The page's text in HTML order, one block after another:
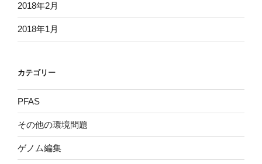
2018年2月
2018年1月
カテゴリー
PFAS
その他の環境問題
ゲノム編集